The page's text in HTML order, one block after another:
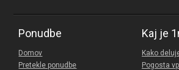
Ponudbe
Domov
Pretekle ponudbe
Kaj je
Kako
Pogosta